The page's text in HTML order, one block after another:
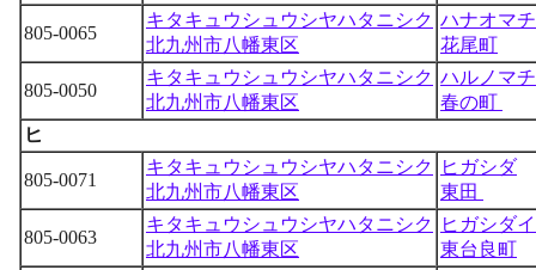
805-0065
キタキュウシュウシヤハタニシク
北九州市八幡東区
ハナオマチ
花尾町
805-0050
キタキュウシュウシヤハタニシク
北九州市八幡東区
ハルノマチ
春の町
ヒ
805-0071
キタキュウシュウシヤハタニシク
北九州市八幡東区
ヒガシダ
東田
805-0063
キタキュウシュウシヤハタニシク
北九州市八幡東区
ヒガシダ
東台良町